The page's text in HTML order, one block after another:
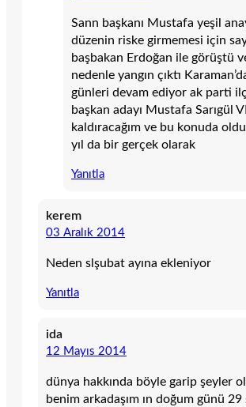
Sann başkanı Mustafa yeşil
düzenin riske girmemesi için
başbakan Erdoğan ile görüştü
nedenle yangın çıktı
günleri devam ediyor ak parti
başkan adayı Mustafa Sarıgül
kaldıracağım ve bu konuda
yıl da bir gerçek olarak
Yanıtla
kerem
03 Aralık 2014
Neden slşubat ayına ekleniyor
Yanıtla
ida
12 Mayıs 2014
dünya hakkında böyle garip şeyler
benim arkadaşım ın doğum günü